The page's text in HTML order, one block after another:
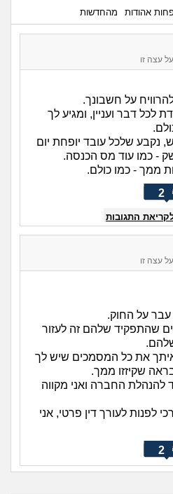
אהודות מהחדשות
עצה זו
על חשבונך.
לכל דבר ועניין, ומגיע לך
נקבע שלכל עובד יופחת יום
- כמו עוד מס הכנסה.
ממך - כמו כולם.
2
התגובות
עצה זו
על החוק.
שהתפקיד שלהם זה לעזור
את כל המסמכים שיש לך
שקיזזו ממך.
להנהלת החברה ואני מקווה
לפנות לעורך דין פרטי, אני
2